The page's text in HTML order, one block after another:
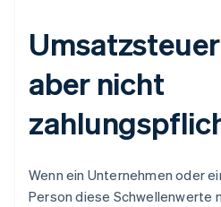
aber nicht
Wenn ein Unternehmen oder
Person diese Schwellenwerte